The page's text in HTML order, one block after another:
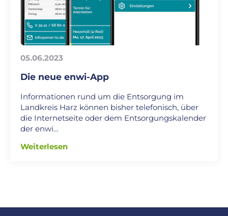
05.06.2023
Die neue enwi-App
Informationen rund um die Entsorgung im
Landkreis Harz können bisher telefonisch, über
die Internetseite oder dem Entsorgungskalender
der enwi…
Weiterlesen